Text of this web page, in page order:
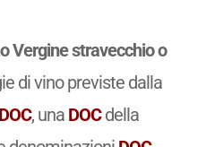
Vergine stravecchio o
di vino previste dalla
, una DOCdella